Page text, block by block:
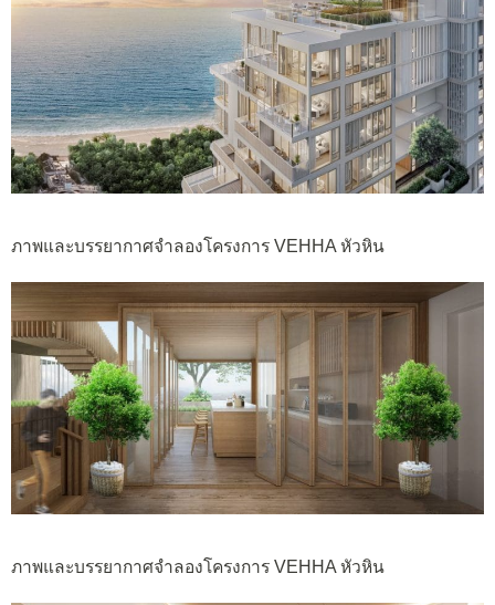
ภาพและบรรยากาศจำลองโครงการ VEHHA หัวหิน
ภาพและบรรยากาศจำลองโครงการ VEHHA หัวหิน